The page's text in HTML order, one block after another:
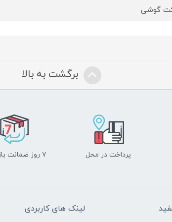
گوشی
برگشت به بالا
پرداخت در محل ۷ روز ضمانت بازگشت
لینک های کاربردی